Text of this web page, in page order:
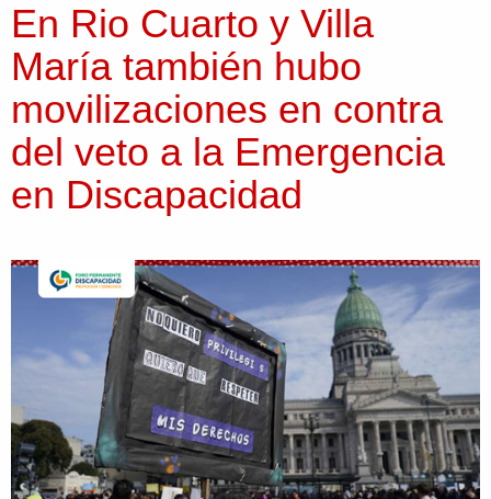
En Rio Cuarto y Villa
María también hubo
movilizaciones en contra
del veto a la Emergencia
en Discapacidad